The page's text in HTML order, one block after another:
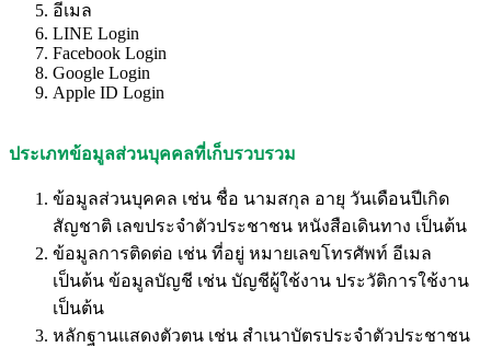
อีเมล
LINE Login
Facebook Login
Google Login
Apple ID Login
ประเภทข้อมูลส่วนบุคคลที่เก็บรวบรวม
ข้อมูลส่วนบุคคล เช่น ชื่อ นามสกุล อายุ วันเดือนปีเกิด
สัญชาติ เลขประจำตัวประชาชน หนังสือเดินทาง เป็นต้น
ข้อมูลการติดต่อ เช่น ที่อยู่ หมายเลขโทรศัพท์ อีเมล
เป็นต้น ข้อมูลบัญชี เช่น บัญชีผู้ใช้งาน ประวัติการใช้งาน
เป็นต้น
หลักฐานแสดงตัวตน เช่น สำเนาบัตรประจำตัวประชาชน